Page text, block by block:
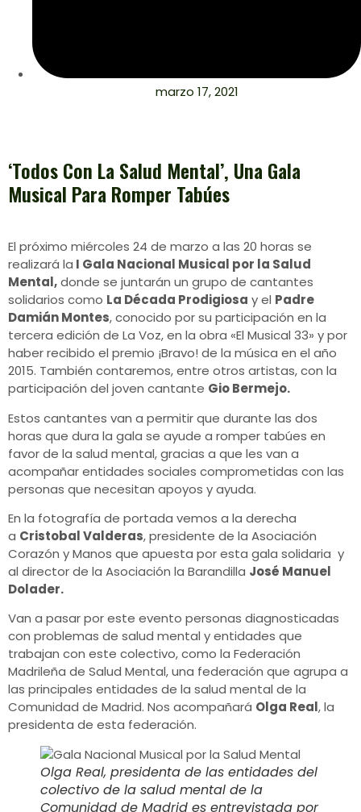
marzo 17, 2021
‘Todos Con La Salud Mental’, Una Gala
Musical Para Romper Tabúes
El próximo miércoles 24 de marzo a las 20 horas se
realizará la I Gala Nacional Musical por la Salud
Mental,donde se juntarán un grupo de cantantes
solidarios como La Década Prodigiosa y el Padre
Damián Montes, conocido por su participación en la
tercera edición de La Voz, en la obra «El Musical 33» y por
haber recibido el premio ¡Bravo! de la música en el año
2015. También contaremos, entre otros artistas, con la
participación del joven cantante Gio Bermejo.
Estos cantantes van a permitir que durante las dos
horas que dura la gala se ayude a romper tabúes en
favor de la salud mental, gracias a que les van a
acompañar entidades sociales comprometidas con las
personas que necesitan apoyos y ayuda.
En la fotografía de portada vemos a la derecha
a Cristobal Valderas, presidente de la Asociación
Corazón y Manos que apuesta por esta gala solidaria y
al director de la Asociación la Barandilla José Manuel
Dolader.
Van a pasar por este evento personas diagnosticadas
con problemas de salud mental y entidades que
trabajan con este colectivo, como la Federación
Madrileña de Salud Mental, una federación que agrupa a
las principales entidades de la salud mental de la
Comunidad de Madrid. Nos acompañará Olga Real, la
presidenta de esta federación.
Olga Real, presidenta de las entidades del
colectivo de la salud mental de la
Comunidad de Madrid es entrevistada por